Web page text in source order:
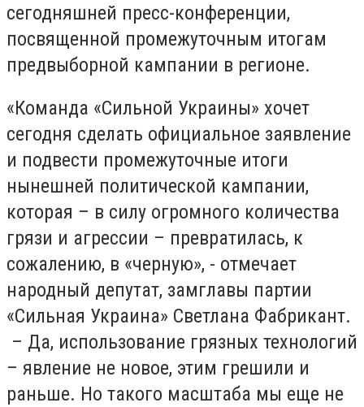
сегодняшней пресс-конференции,
посвященной промежуточным итогам
предвыборной кампании в регионе.
«Команда «Сильной Украины» хочет
сегодня сделать официальное заявление
и подвести промежуточные итоги
нынешней политической кампании,
которая – в силу огромного количества
грязи и агрессии – превратилась, к
сожалению, в «черную», - отмечает
народный депутат, замглавы партии
«Сильная Украина» Светлана Фабрикант.
– Да, использование грязных технологий
– явление не новое, этим грешили и
раньше. Но такого масштаба мы еще не